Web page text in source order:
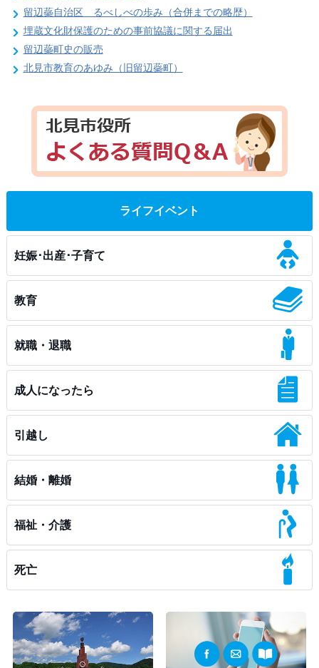
留辺蘂自治区 るべしべの歩み（合併までの略歴）
埋蔵文化財保護のための事前協議に関する届出
留辺蘂町史の販売
北見市教育のあゆみ（旧留辺蘂町）
ライフイベント
妊娠･出産･子育て
教育
就職・退職
成人になったら
引越し
結婚・離婚
福祉・介護
死亡